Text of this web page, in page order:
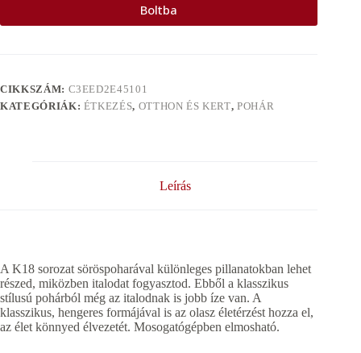
Boltba
CIKKSZÁM: C3EED2E45101
KATEGÓRIÁK: ÉTKEZÉS, OTTHON ÉS KERT,POHÁR
Leírás
A K18 sorozat söröspoharával különleges pillanatokban lehet
részed, miközben italodat fogyasztod. Ebből a klasszikus
stílusú pohárból még az italodnak is jobb íze van. A
klasszikus, hengeres formájával is az olasz életérzést hozza el,
az élet könnyed élvezetét. Mosogatógépben elmosható.